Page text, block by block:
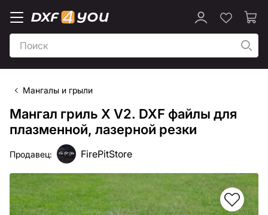
Мангалы и грыли
Мангал гриль X V2. DXF файлы для
плазменной, лазерной резки
Продавец: FirePitStore